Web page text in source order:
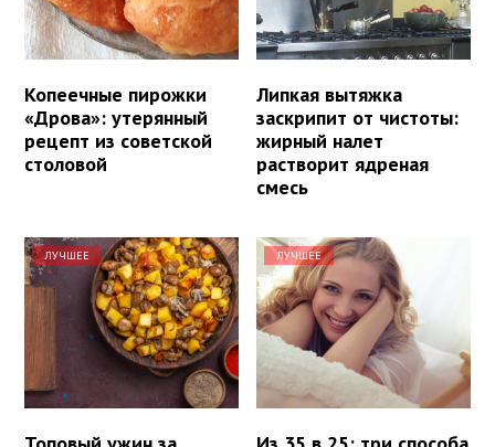
Копеечные пирожки
«Дрова»: утерянный
рецепт из советской
столовой
Липкая вытяжка
заскрипит от чистоты:
жирный налет
растворит ядреная
смесь
ЛУЧШЕЕ ЛУЧШЕЕ